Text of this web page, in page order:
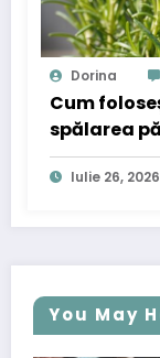
Dorina
Cum
spălarea
Iulie 26, 2026
You May